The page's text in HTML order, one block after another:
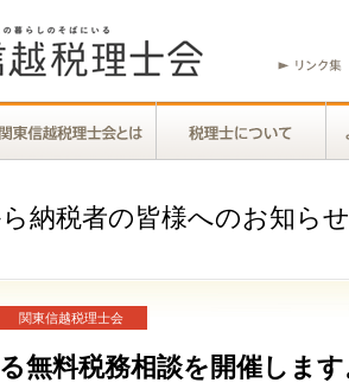
納税者の皆様へのお知らせ
関東信越税理士会
無料税務相談を開催しま